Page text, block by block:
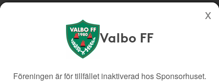
Köp genom denna sida stöttar Valbo FF
Presentkort
Kampanjer
Valbo FF
Föreningen är för tillfället inaktiverad hos Sponsorhuset.